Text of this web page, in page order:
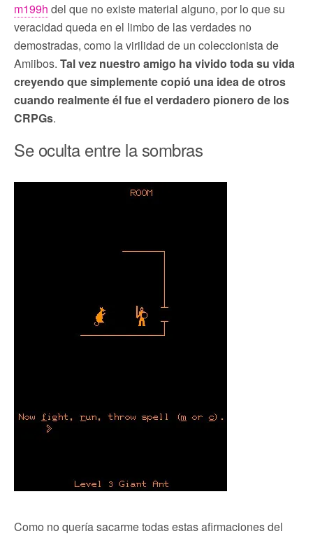
m199h del que no existe material alguno, por lo que su
veracidad queda en el limbo de las verdades no
demostradas, como la virilidad de un coleccionista de
Amiibos. Tal vez nuestro amigo ha vivido toda su vida
creyendo que simplemente copió una idea de otros
cuando realmente él fue el verdadero pionero de los
CRPGs.
Se oculta entre la sombras
Como no quería sacarme todas estas afirmaciones del